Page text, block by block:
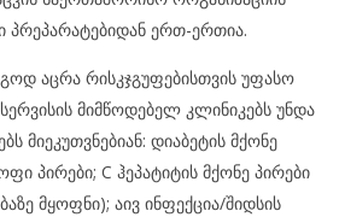
პრეპარატებიდან ერთ-ერთია.
აცრა რისკჯგუფებისთვის უფასო
სერვისის მიმწოდებელ კლინიკებს უნდა
მიეკუთვნებიან: დიაბეტის მქონე
პირები; C ჰეპატიტის მქონე პირები
მყოფნი); აივ ინფექცია/შიდსის